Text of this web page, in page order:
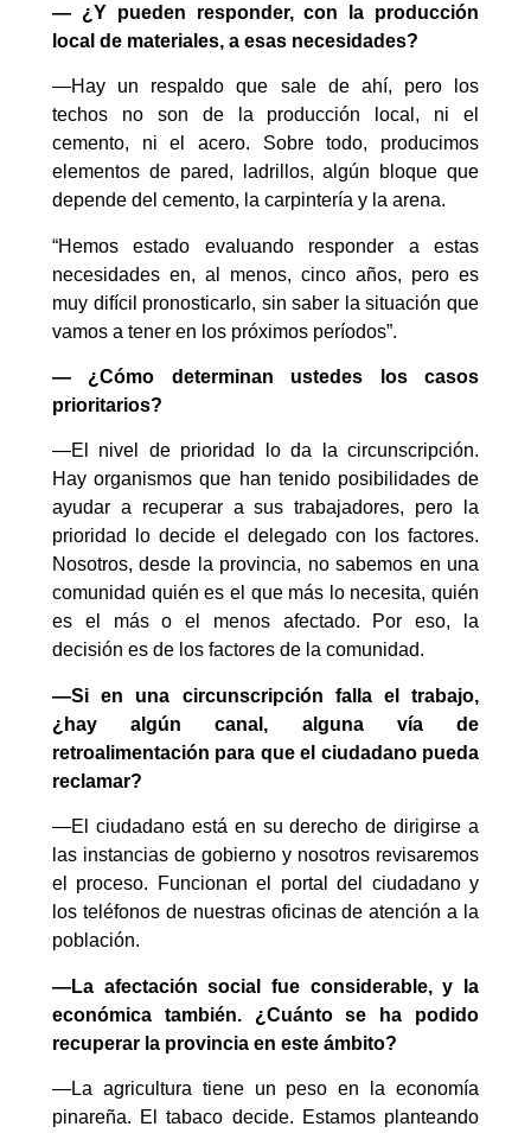
— ¿Y pueden responder, con la producción
local de materiales, a esas necesidades?
—Hay un respaldo que sale de ahí, pero los
techos no son de la producción local, ni el
cemento, ni el acero. Sobre todo, producimos
elementos de pared, ladrillos, algún bloque que
depende del cemento, la carpintería y la arena.
“Hemos estado evaluando responder a estas
necesidades en, al menos, cinco años, pero es
muy difícil pronosticarlo, sin saber la situación que
vamos a tener en los próximos períodos”.
— ¿Cómo determinan ustedes los casos
prioritarios?
—El nivel de prioridad lo da la circunscripción.
Hay organismos que han tenido posibilidades de
ayudar a recuperar a sus trabajadores, pero la
prioridad lo decide el delegado con los factores.
Nosotros, desde la provincia, no sabemos en una
comunidad quién es el que más lo necesita, quién
es el más o el menos afectado. Por eso, la
decisión es de los factores de la comunidad.
—Si en una circunscripción falla el trabajo,
¿hay algún canal, alguna vía de
retroalimentación para que el ciudadano pueda
reclamar?
—El ciudadano está en su derecho de dirigirse a
las instancias de gobierno y nosotros revisaremos
el proceso. Funcionan el portal del ciudadano y
los teléfonos de nuestras oficinas de atención a la
población.
—La afectación social fue considerable, y la
económica también. ¿Cuánto se ha podido
recuperar la provincia en este ámbito?
—La agricultura tiene un peso en la economía
pinareña. El tabaco decide. Estamos planteando